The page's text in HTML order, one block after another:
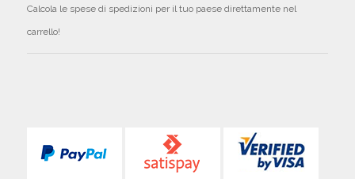
Calcola le spese di spedizioni per il tuo paese direttamente nel
carrello!